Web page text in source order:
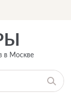
в Москве